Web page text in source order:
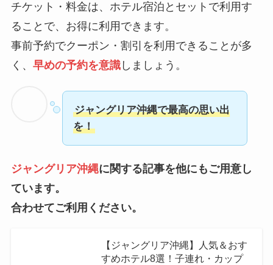
チケット・料金は、ホテル宿泊とセットで利用す
ることで、お得に利用できます。
事前予約でクーポン・割引を利用できることが多
く、 早めの予約を意識しましょう。
ジャングリア沖縄で最高の思い出
を！
ジャングリア沖縄に関する記事を他にもご用意し
ています。
合わせてご利用ください。
【ジャングリア沖縄】人気＆おす
すめホテル8選！子連れ・カップ